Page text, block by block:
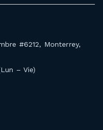
#6212, Monterrey,
– Vie)